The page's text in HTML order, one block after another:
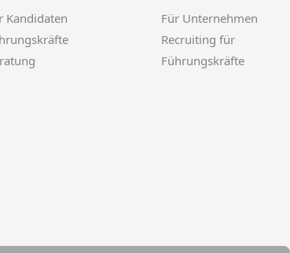
Kandidaten
Für Unternehmen
Recruiting für
Führungskräfte